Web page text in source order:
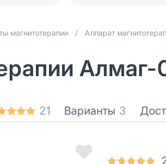
магнитотерапии / Аппарат
Алмаг-
21 Варианты 3